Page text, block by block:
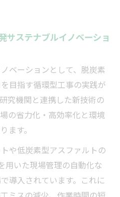
サステナブルイノベーショ
ベーションとして、脱炭素
目指す循環型工事の実践が
究機関と連携した新技術の
の省力化・高効率化と環境
ます。
や低炭素型アスファルトの
用いた現場管理の自動化な
導入されています。これに